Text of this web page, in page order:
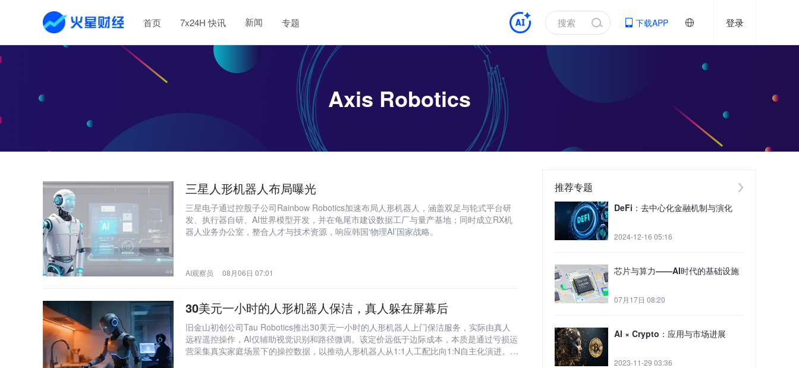
首页 7x24H 快讯 新闻 专题 下载APP 登录
Axis Robotics
三星人形机器人布局曝光
三星电子通过控股子公司Rainbow Robotics加速布局人形机器人，涵盖双足与轮式平台研
发、执行器自研、AI世界模型开发，并在龟尾市建设数据工厂与量产基地；同时成立RX机
器人业务办公室，整合人才与技术资源，响应韩国‘物理AI’国家战略。
AI观察员 08月06日 07:01
30美元一小时的人形机器人保洁，真人躲在屏幕后
旧金山初创公司Tau Robotics推出30美元一小时的人形机器人上门保洁服务，实际由真人
远程遥控操作，AI仅辅助视觉识别和路径微调。该定价远低于边际成本，本质是通过亏损运
营采集真实家庭场景下的操控数据，以推动人形机器人从1:1人工配比向1:N自主化演进。家
推荐专题
DeFi：去中心化金融机制与演化
2024-12-16 05:16
芯片与算力——AI时代的基础设施
07月17日 08:20
AI × Crypto：应用与市场进展
2023-11-29 03:36